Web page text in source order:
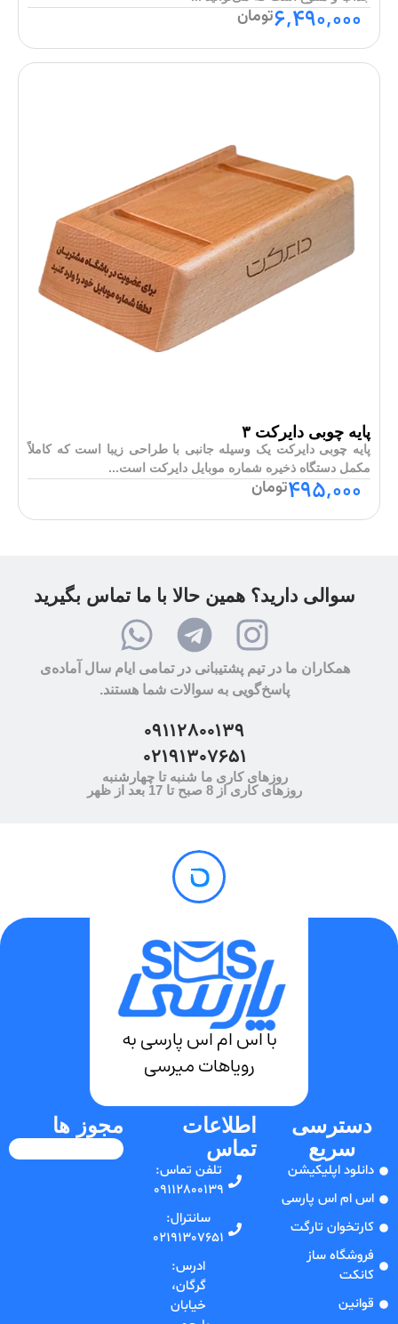
۶,۴۹۰,۰۰۰تومان
پایه چوبی دایرکت ۳
پایه چوبی دایرکت یک وسیله جانبی با طراحی زیبا است که کاملاً
مکمل دستگاه ذخیره شماره موبایل دایرکت است...
۴۹۵,۰۰۰تومان
سوالی دارید؟ همین حالا با ما تماس بگیرید
همکاران ما در تیم پشتیبانی در تمامی ایام سال آماده‌ی
پاسخ‌گویی به سوالات شما هستند.
09112800139
02191307651
روزهای کاری ما شنبه تا چهارشنبه
روزهای کاری از 8 صبح تا 17 بعد از ظهر
با اس ام اس پارسی به
رویاهات میرسی
دسترسی
سریع
دانلود اپلیکیشن
اس ام اس پارسی
کارتخوان تارگت
فروشگاه ساز
کانکت
قوانین
اطلاعات
تماس
تلفن‌ تماس:
09112800139
سانترال:
02191307651
ادرس:
گرگان،
خیابان
مجوز ها